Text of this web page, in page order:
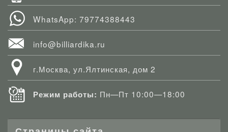
WhatsApp: 79774388443
info@billiardika.ru
г.Москва, ул.Ялтинская, дом 2
Режим работы: Пн—Пт 10:00—18:00